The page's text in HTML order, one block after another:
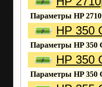
Параметры HP
HP 350
Параметры HP 350
HP 350
Параметры HP 350